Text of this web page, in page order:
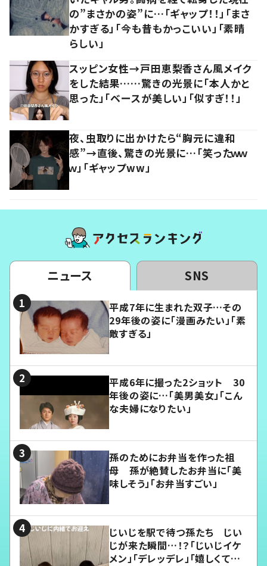
の”まさかの姿”に…「ギャップ！！」「まさ
かすぎる」「今も昔もかっこいい」「素晴
らしい」
スッピン女性→戸田恵梨香さん風メイク
をした結果……驚きの光景に「本人かと
思った」「ベースが美しい」「似すぎ！！」
夜、虫取りに出かけたら“胸元に違和
感”→直後、驚きの光景に…「笑ったｗｗ
ｗ」「ギャップww」
ニュース SNS
平成7年に生まれた双子…その
29年後の姿に「漫画みたい」「素
敵すぎる」
平成6年に撮った2ショット 30
年後の姿に…「美男美女」「こん
な夫婦になりたい」
孫のためにお弁当を作った祖
母 孫が絶賛したお弁当に「美
味しそう」「お弁当すごい」
じいじを駅で待つ孫たち じい
じが来た瞬間…！？「じいじイケ
メン」「デレッデレ」「嬉しくて可